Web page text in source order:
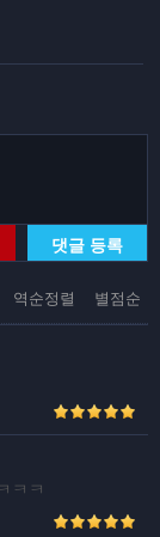
댓글 등록
역순정렬 별점순
ㅋㅋ